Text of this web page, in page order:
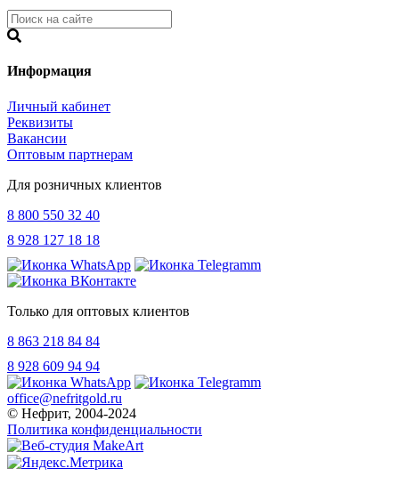
Информация
Личный кабинет
Реквизиты
Вакансии
Оптовым партнерам
Для розничных клиентов
8 800 550 32 40
8 928 127 18 18
Только для оптовых клиентов
8 863 218 84 84
8 928 609 94 94
office@nefritgold.ru
© Нефрит, 2004-2024
Политика конфиденциальности